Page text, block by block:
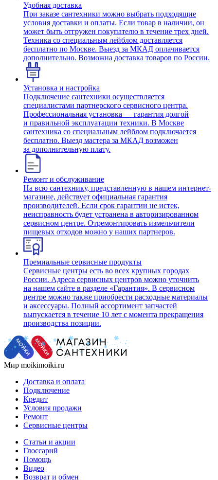
Удобная доставка
При заказе сантехники можно выбрать подходящие
условия доставки и оплаты. Если товар в наличии, он
может быть отгружен покупателю в течение трех дней.
Техника со специальным лейблом доставляется
бесплатно по Москве. Выезд за МКАД оплачивается
дополнительно. Возможна доставка товаров по России.
Установка и настройка
Подключение сантехники осуществляется
специалистами партнерского сервисного центра.
Профессиональная установка — гарантия долгой
и правильной эксплуатации техники. В Москве
сантехника со специальным лейблом подключается
бесплатно. Выезд мастера за МКАД возможен
за дополнительную плату.
Ремонт и обслуживание
На всю сантехнику, представленную в нашем интернет-
магазине, действует официальная гарантия
производителей. Если срок гарантии не истек,
неисправность будет устранена в авторизированном
сервисном центре. Отремонтировать измельчители
пищевых отходов можно у наших партнеров.
Премиальные сервисные продукты
Сервисные центры есть во всех крупных городах
России. Адреса сервисных центров можно уточнить
на нашем сайте в разделе «Гарантия». В сервисном
центре можно также приобрести расходные материалы
и аксессуары. Полный ассортимент запчастей
выпускается в течение 10 лет с момента прекращения
производства позиции.
Мир moikimoiki.ru
Доставка и оплата
Подключение
Кредит
Условия продажи
Ремонт
Сервисные центры
Статьи и акции
Глоссарий
Помощь
Видео
Возврат и обмен